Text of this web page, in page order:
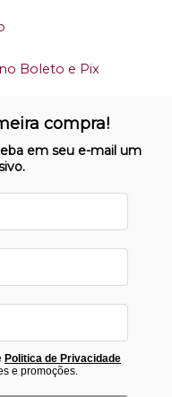
no Boleto e Pix
ambientecompra!
em seu e-mail um
Politica de Privacidade
e promoções.